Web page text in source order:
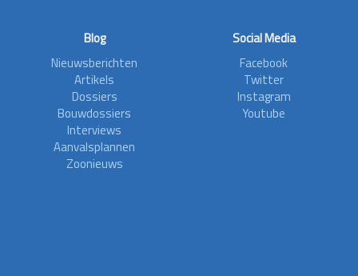
Blog
Nieuwsberichten
Artikels
Dossiers
Bouwdossiers
Interviews
Aanvalsplannen
Zoonieuws
Social Media
Facebook
Twitter
Instagram
Youtube